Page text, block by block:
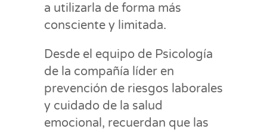
a utilizarla de forma más
consciente y limitada.
Desde el equipo de Psicología
de la compañía líder en
prevención de riesgos laborales
y cuidado de la salud
emocional, recuerdan que las